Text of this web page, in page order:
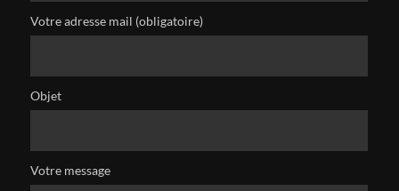
Votre adresse mail (obligatoire)
Objet
Votre message